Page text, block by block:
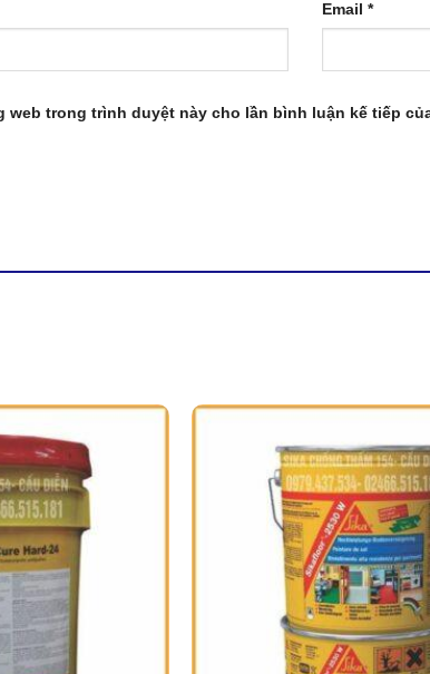
Email *
web trong trình duyệt này cho lần bình luận kế tiếp